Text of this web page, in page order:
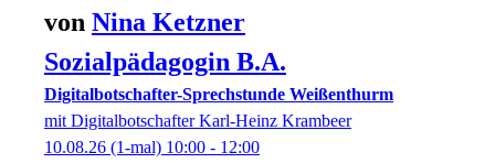
von Nina Ketzner
Sozialpädagogin B.A.
Digitalbotschafter-Sprechstunde Weißenthurm
mit Digitalbotschafter Karl-Heinz Krambeer
10.08.26 (1-mal) 10:00 - 12:00